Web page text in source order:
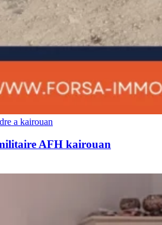
a kairouan
AFH kairouan